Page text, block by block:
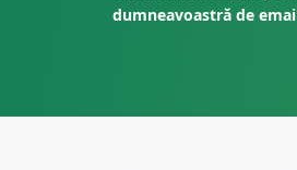
dumneavoastră de